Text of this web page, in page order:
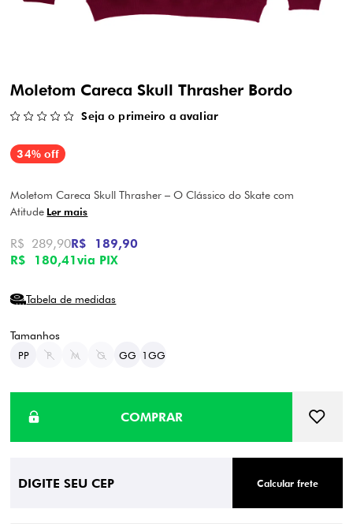
Moletom Careca Skull Thrasher Bordo
Seja o primeiro a avaliar
34% off
Moletom Careca Skull Thrasher – O Clássico do Skate com
Atitude Ler mais
R$ 180,41via PIX
R$ 289,90R$ 189,90
Tabela de medidas
PP P M G GG 1GG
Calcular frete